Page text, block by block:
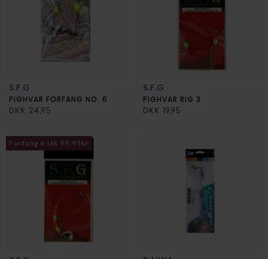
S.F.G
PIGHVAR FORFANG NO. 6
DKK 24,95
S.F.G
PIGHVAR RIG 3
DKK 19,95
Forfang 6 stk 99,95kr